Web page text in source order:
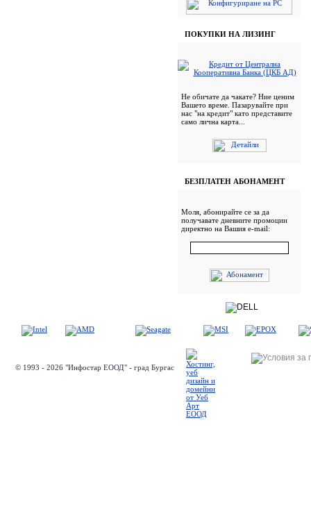
ПОКУПКИ НА ЛИЗИНГ
Не обичате да чакате? Ние ценим
Вашето време. Пазарувайте при
нас "на кредит" като представите
само лична карта...
БЕЗПЛАТЕН АБОНАМЕНТ
Моля, абонирайте се за да
получавате дневните промоции
директно на Вашия e-mail:
© 1993 - 2026 "Инфостар ЕООД" - град Бургас